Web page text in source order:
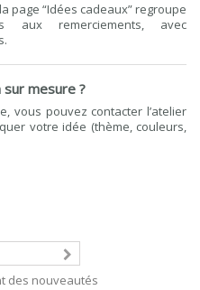
page “Idées cadeaux” regroupe
aux remerciements, avec
mesure ?
vous pouvez contacter l’atelier
votre idée (thème, couleurs,
des nouveautés